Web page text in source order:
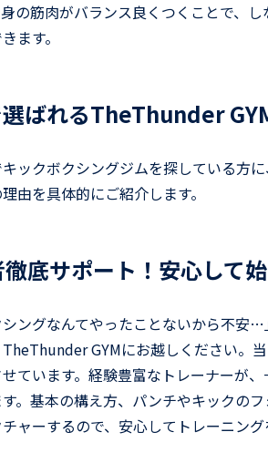
の筋肉がバランス良くつくことで、
ます。
ばれるTheThunder
ックボクシングジムを探している方
由を具体的にご紹介します。
底サポート！安心して
シングなんてやったことないから不
GYMにお越しください。当
ています。経験豊富なトレーナーが
。基本の構え方、パンチやキックの
ャーするので、安心してトレーニング